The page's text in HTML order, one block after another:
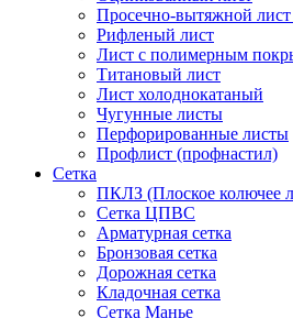
Просечно-вытяжной
Рифленый лист
Лист с полимерным
Титановый лист
Лист холоднокатаный
Чугунные листы
Перфорированные листы
Профлист (профнастил)
Сетка
ПКЛЗ (Плоское колючее
Сетка ЦПВС
Арматурная сетка
Бронзовая сетка
Дорожная сетка
Кладочная сетка
Сетка Манье